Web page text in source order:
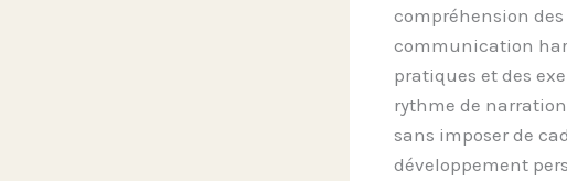
compréhension
communication
pratiques et des
rythme de
sans imposer de
développement